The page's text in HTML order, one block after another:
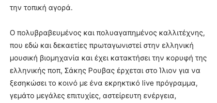
την τοπική αγορά.
Ο πολυβραβευμένος και πολυαγαπημένος καλλιτέχνης,
που εδώ και δεκαετίες πρωταγωνιστεί στην ελληνική
μουσική βιομηχανία και έχει κατακτήσει την κορυφή της
ελληνικής ποπ, Σάκης Ρουβας έρχεται στο Ίλιον για να
ξεσηκώσει το κοινό με ένα εκρηκτικό live πρόγραμμα,
γεμάτο μεγάλες επιτυχίες, αστείρευτη ενέργεια,